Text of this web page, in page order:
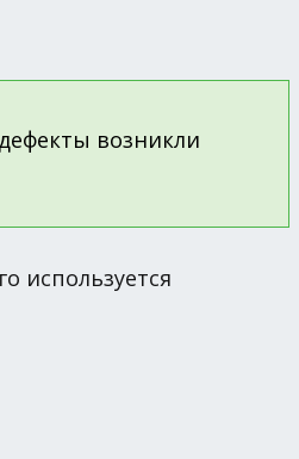
возникли
используется